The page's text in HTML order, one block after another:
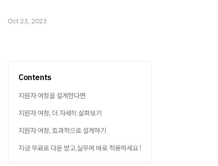
Oct 23, 2023
Contents
지원자 여정을 설계한다면
지원자 여정, 더 자세히 살펴보기
지원자 여정, 효과적으로 설계하기
지금 무료로 다운 받고,실무에 바로 적용하세요 !